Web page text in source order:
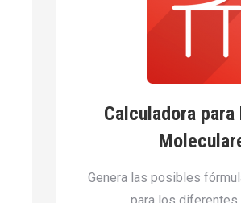
Calculadora para
Genera las posibles